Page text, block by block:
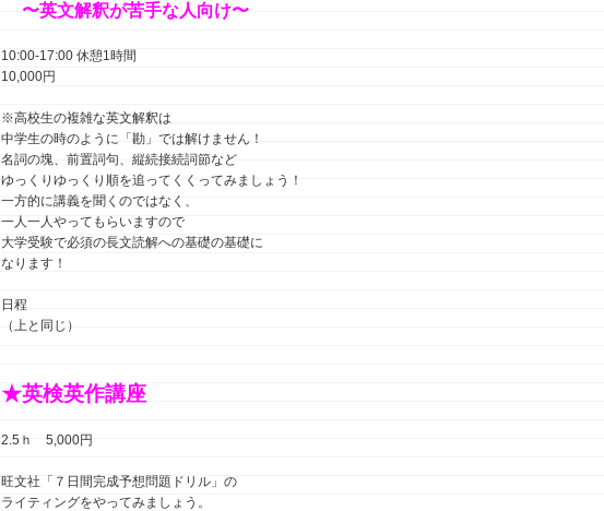
〜英文解釈が苦手な人向け〜
10:00-17:00 休憩1時間
10,000円
※高校生の複雑な英文解釈は
中学生の時のように「勘」では解けません！
名詞の塊、前置詞句、縦続接続詞節など
ゆっくりゆっくり順を追ってくくってみましょう！
一方的に講義を聞くのではなく、
一人一人やってもらいますので
大学受験で必須の長文読解への基礎の基礎に
なります！
日程
（上と同じ）
★英検英作講座
2.5ｈ 5,000円
旺文社「７日間完成予想問題ドリル」の
ライティングをやってみましょう。